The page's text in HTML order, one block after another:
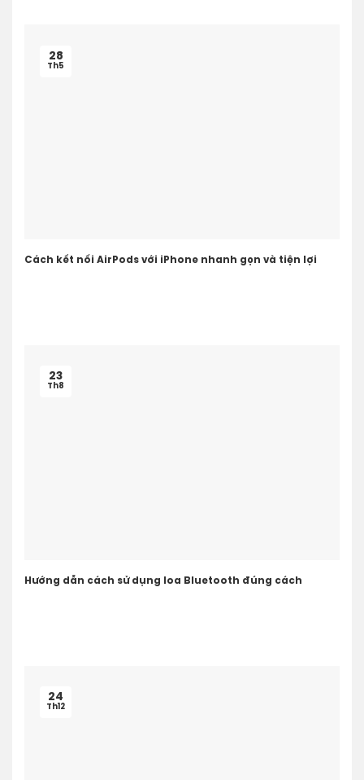
Cách kết nối AirPods với iPhone nhanh gọn và tiện lợi
28
Th5
Hướng dẫn cách sử dụng loa Bluetooth đúng cách
23
Th8
24
Th12